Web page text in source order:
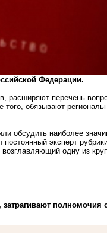
Федерации.
расширяют перечень
обязывают
обсудить наиболее
эксперт
, возглавляющий одну из
полномочия